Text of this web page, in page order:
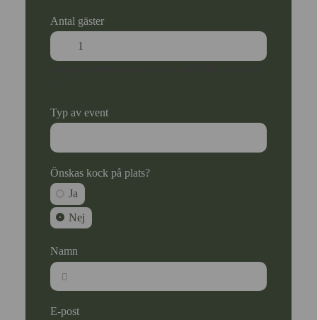
Antal gäster
Typ av event
Önskas kock på plats?
Ja
Nej
Namn
E-post